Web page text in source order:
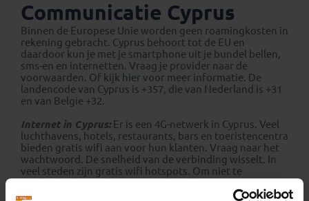
Communicatie Cyprus
Binnen de Europese Unie worden geen roamingkosten in
rekening gebracht. Cyprus behoort tot de EU en
daardoor kun je met je smartphone uit je bundel bellen,
sms-en en internetten. Vraag je provider naar de
voorwaarden. Of kijk hier voor meer informatie. De
landencode van Cyprus is +357, die van Nederland is +31
en van Belgie +32.
Internet in Cyprus:Er is een 4G-netwerk in Cyprus. Veel
luchthavens, hotels, restaurants, bars en toeristencentra
bieden gratis wifi aan voor hun klanten. Vraag naar het
wachtwoord. De snelheid van de verbinding wisselt. In
veel steden zijn gratis wifi hotspots. Om niet te
verdwalen kun je thuis op voorhand de appMaps.Me
downloaden. Hiermee kun je offline plattegronden van